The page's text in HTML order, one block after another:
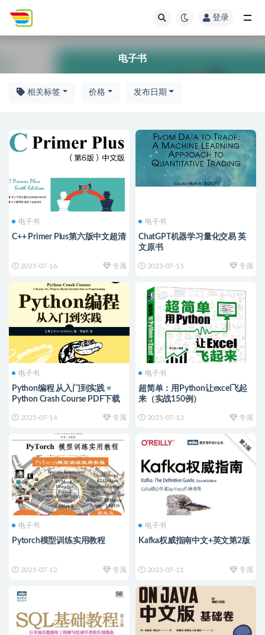
登录
电子书
相关标签 价格 发布日期
电子书
C++ Primer Plus第六版中文超清
2025-07-16 专属
电子书
ChatGPT机器学习量化交易 英
文原书
2025-07-15 专属
电子书
Python编程 从入门到实践 =
Python Crash Course PDF下载
2025-07-14 专属
电子书
超简单：用Python让excel飞起
来（实战150例）
2025-07-13 专属
电子书
Pytorch模型训练实用教程
2025-07-12 专属
电子书
Kafka权威指南中文+英文第2版
2025-07-11 专属